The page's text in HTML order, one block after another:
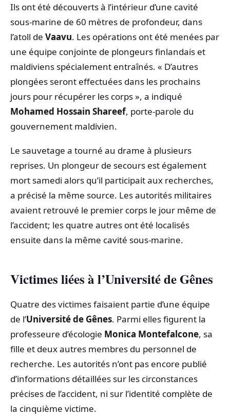
Ils ont été découverts à l’intérieur d’une cavité
sous-marine de 60 mètres de profondeur, dans
l’atoll de Vaavu. Les opérations ont été menées par
une équipe conjointe de plongeurs finlandais et
maldiviens spécialement entraînés. « D’autres
plongées seront effectuées dans les prochains
jours pour récupérer les corps », a indiqué
Mohamed Hossain Shareef, porte‑parole du
gouvernement maldivien.
Le sauvetage a tourné au drame à plusieurs
reprises. Un plongeur de secours est également
mort samedi alors qu’il participait aux recherches,
a précisé la même source. Les autorités militaires
avaient retrouvé le premier corps le jour même de
l’accident; les quatre autres ont été localisés
ensuite dans la même cavité sous-marine.
Victimes liées à l’Université de Gênes
Quatre des victimes faisaient partie d’une équipe
de l’Université de Gênes. Parmi elles figurent la
professeure d’écologie Monica Montefalcone, sa
fille et deux autres membres du personnel de
recherche. Les autorités n’ont pas encore publié
d’informations détaillées sur les circonstances
précises de l’accident, ni sur l’identité complète de
la cinquième victime.